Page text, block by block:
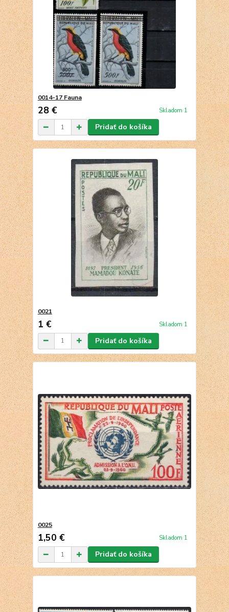
0014-17 Fauna
28 € Skladom 1
Pridať do košíka
0021
1 € Skladom 1
Pridať do košíka
0025
1,50 € Skladom 1
Pridať do košíka